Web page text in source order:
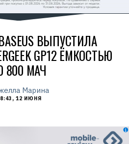
ВЫПУСТИЛА
GP12 ЁМКОСТЬЮ
800 МАЧ
Марина
12 ИЮНЯ